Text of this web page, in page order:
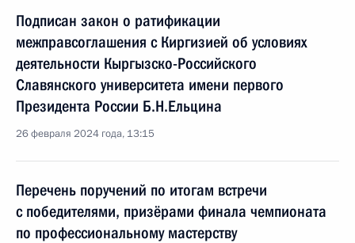
Подписан закон о ратификации
межправсоглашения с Киргизией об условиях
деятельности Кыргызско-Российского
Славянского университета имени первого
Президента России Б.Н.Ельцина
26 февраля 2024 года, 13:15
Перечень поручений по итогам встречи
с победителями, призёрами финала чемпионата
по профессиональному мастерству